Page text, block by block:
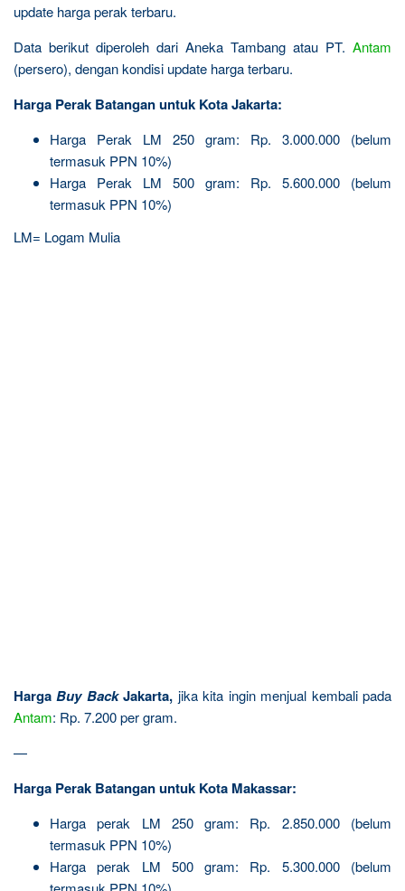
update harga perak terbaru.
Data berikut diperoleh dari Aneka Tambang atau PT. Antam
(persero), dengan kondisi update harga terbaru.
Harga Perak Batangan untuk Kota Jakarta:
Harga Perak LM 250 gram: Rp. 3.000.000 (belum
termasuk PPN 10%)
Harga Perak LM 500 gram: Rp. 5.600.000 (belum
termasuk PPN 10%)
LM= Logam Mulia
HargaBuy BackJakarta, jika kita ingin menjual kembali pada
Antam: Rp. 7.200 per gram.
—
Harga Perak Batangan untuk Kota Makassar:
Harga perak LM 250 gram: Rp. 2.850.000 (belum
termasuk PPN 10%)
Harga perak LM 500 gram: Rp. 5.300.000 (belum